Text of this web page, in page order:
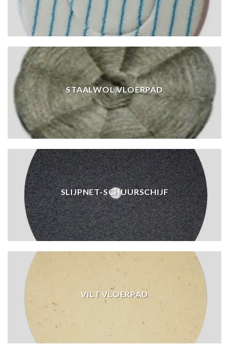
STAALWOL VLOERPAD
SLIJPNET-SCHUURSCHIJF
VILT VLOERPAD